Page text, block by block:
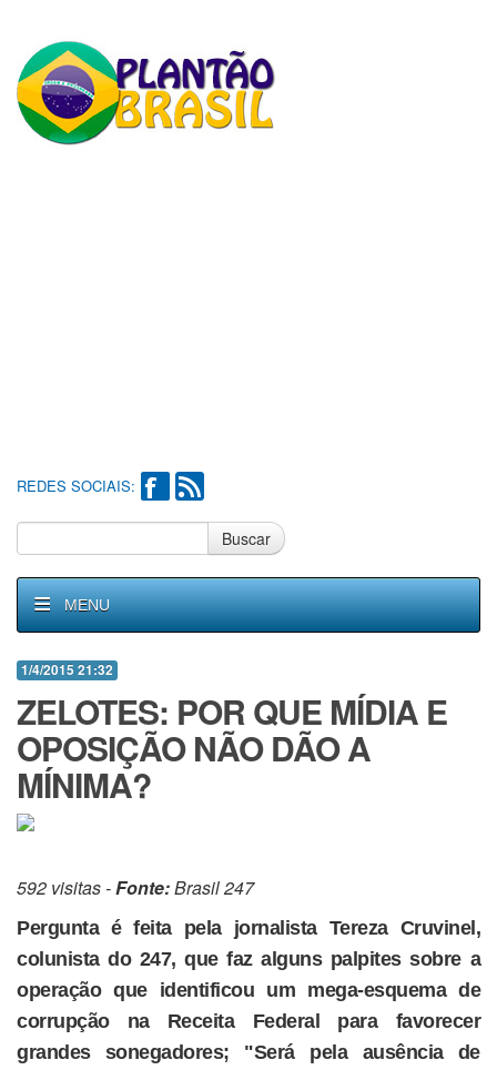
REDES SOCIAIS:
Buscar
MENU
1/4/2015 21:32
ZELOTES: POR QUE MÍDIA E
OPOSIÇÃO NÃO DÃO A
MÍNIMA?
592 visitas -Fonte:Brasil 247
Pergunta é feita pela jornalista Tereza Cruvinel,
colunista do 247, que faz alguns palpites sobre a
operação que identificou um mega-esquema de
corrupção na Receita Federal para favorecer
grandes sonegadores; "Será pela ausência de